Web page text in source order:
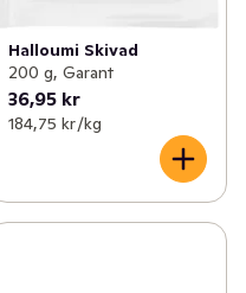
Halloumi Skivad
200 g, Garant
36,95 kr
184,75 kr /kg